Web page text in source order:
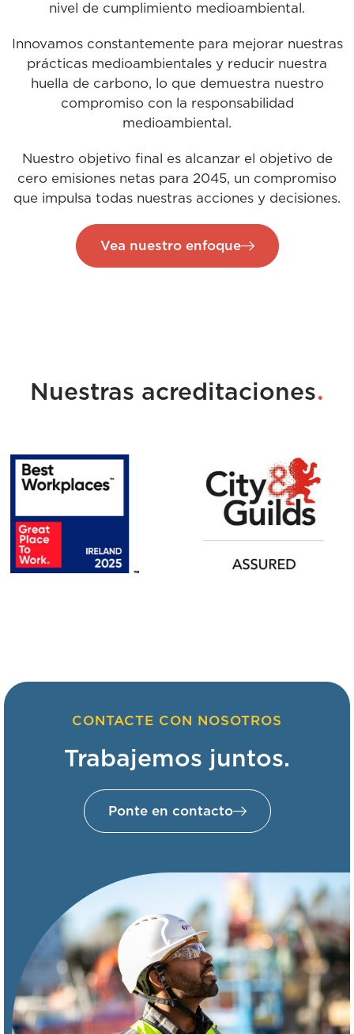
nivel de cumplimiento medioambiental.
Innovamos constantemente para mejorar nuestras
prácticas medioambientales y reducir nuestra
huella de carbono, lo que demuestra nuestro
compromiso con la responsabilidad
medioambiental.
Nuestro objetivo final es alcanzar el objetivo de
cero emisiones netas para 2045, un compromiso
que impulsa todas nuestras acciones y decisiones.
Vea nuestro enfoque
Nuestras acreditaciones.
CONTACTE CON NOSOTROS
Trabajemos juntos.
Ponte en contacto